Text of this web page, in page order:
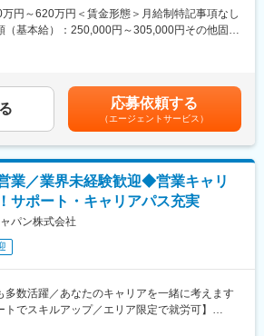
クト数、50社を超える多数の取引メーカー：同
も、多くのプロジェクト数があり、様々なご経
経験者）28歳：642万（月給＋日当＋住宅手
経験者）33歳：712万（月給＋日当＋住宅手
の定める業務
いただきます。
材に携わるため、社会貢献性と安定性を兼ね備
2か月間MR導入研修を受講し、MR資格を取得
。
ハードルが高く思われる方もいるかもしれませ
学べる環境を整えているため、専門知識は入社
欲があれば問題ございません。
ついての詳細は、是非こちらのURLも併せてご
病院の医師や薬剤師に向け、医薬品の効果や副
方法などの情報を提供し、薬剤のプロモーショ
ただきます。メインの業務は情報提供となるた
万円～620万円＜賃金形態＞月給制特記事項なし
（基本給）：250,000円～305,000円その他固定
補足】プロジェクト稼働手当(35,000円)、外勤
／外勤3.5時間以上）■変動賞与制（6月・12
績6ヶ月分■インセンティブ：3月（対象者）賃
安の金額であり、選考を通じて上下する可能性
(月額)は固定手当を含めた表記です。
応募依頼する
（エージェントサービス）
業／業界未経験歓迎◆営業キャリ
サポート・キャリアパス充実
パン株式会社
多数活躍／あなたのキャリアを一緒に考えます
でスキルアップ／エリア限定で就労可】